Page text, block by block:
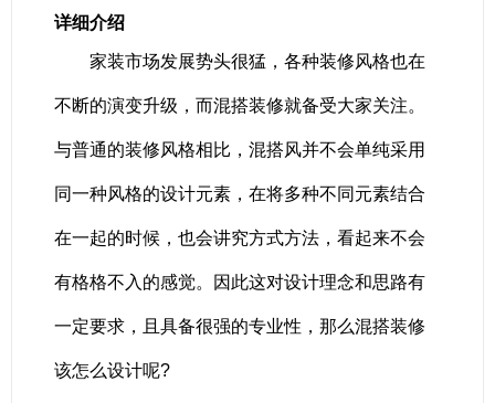
详细介绍
家装市场发展势头很猛，各种装修风格也在
不断的演变升级，而混搭装修就备受大家关注。
与普通的装修风格相比，混搭风并不会单纯采用
同一种风格的设计元素，在将多种不同元素结合
在一起的时候，也会讲究方式方法，看起来不会
有格格不入的感觉。因此这对设计理念和思路有
一定要求，且具备很强的专业性，那么混搭装修
该怎么设计呢?